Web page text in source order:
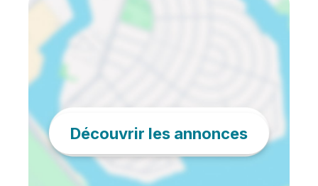
Découvrir les annonces